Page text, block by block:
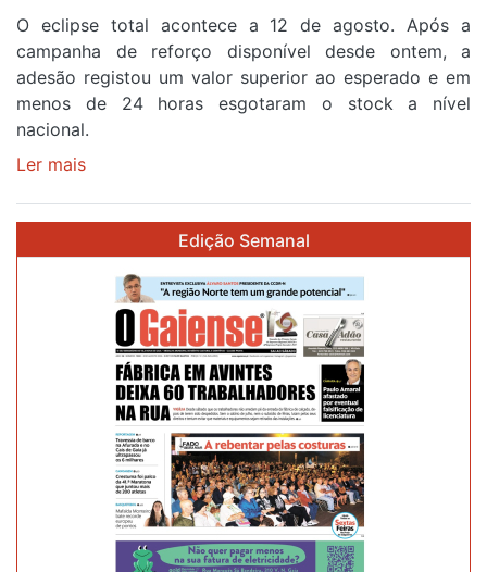
primeira
etapa
da
87ª
Volta
O eclipse total acontece a 12 de agosto. Após a
campanha de reforço disponível desde ontem, a
adesão registou um valor superior ao esperado e em
menos de 24 horas esgotaram o stock a nível
nacional.
Ler mais
eclipse
solar
esgotam
menos
horas
após
campanha
Edição Semanal